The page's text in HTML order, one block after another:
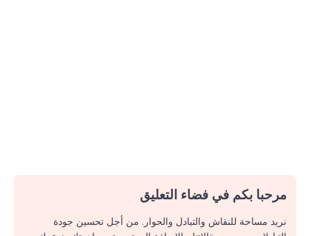
مرحبا بكم في فضاء التعليق
نريد مساحة للنقاش والتبادل والحوار. من أجل تحسين جودة